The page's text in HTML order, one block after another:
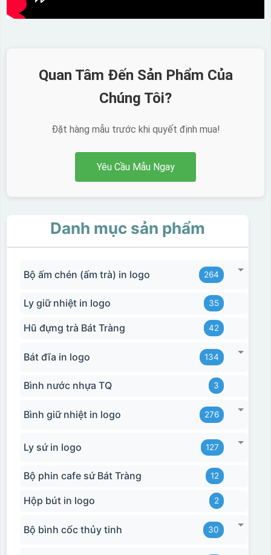
Quan Tâm Đến Sản Phẩm Của
Chúng Tôi?
Đặt hàng mẫu trước khi quyết định mua!
Yêu Cầu Mẫu Ngay
Danh mục sản phẩm
Bộ ấm chén (ấm trà) in logo 264
Ly giữ nhiệt in logo 35
Hũ đựng trà Bát Tràng 42
Bát đĩa in logo 134
Bình nước nhựa TQ 3
Bình giữ nhiệt in logo 276
Ly sứ in logo 127
Bộ phin cafe sứ Bát Tràng 12
Hộp bút in logo 2
Bộ bình cốc thủy tinh 30